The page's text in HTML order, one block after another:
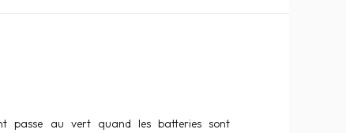
passe au vert quand les batteries sont